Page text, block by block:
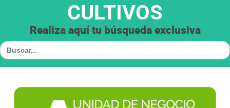
CULTIVOS
Realiza aquí tu búsqueda exclusiva
Buscar: